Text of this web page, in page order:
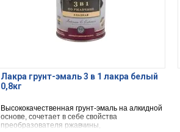
Лакра грунт-эмаль 3 в 1 лакра белый
0,8кг
Высококачественная грунт-эмаль на алкидной
основе, сочетает в себе свойства
преобразователя ржавчины,